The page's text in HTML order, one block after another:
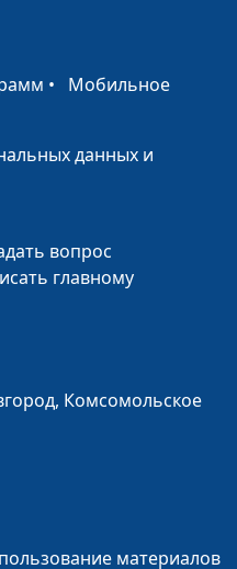
Ларин,
Ларин,
бизнес-
Сергей
• Мобильное
данных и
вопрос
главному
Комсомольское
материалов